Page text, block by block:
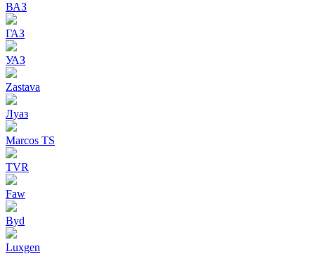
ВАЗ
ГАЗ
УАЗ
Zastava
Луаз
Marcos TS
TVR
Faw
Byd
Luxgen